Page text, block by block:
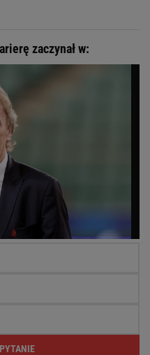
zaczynał w: